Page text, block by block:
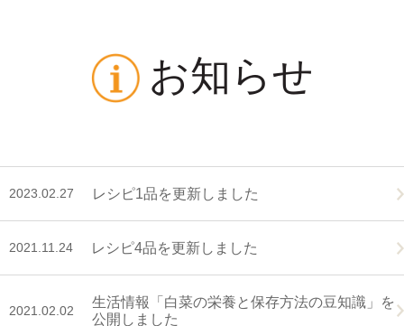
お知らせ
2023.02.27 レシピ1品を更新しました
2021.11.24 レシピ4品を更新しました
2021.02.02
生活情報「白菜の栄養と保存方法の豆知識」を
公開しました